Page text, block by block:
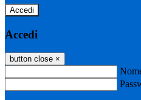
Accedi
Accedi
button close ×